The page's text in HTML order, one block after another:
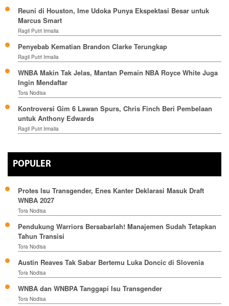
Reuni di Houston, Ime Udoka Punya Ekspektasi Besar untuk
Marcus Smart
Ragil Putri Irmalia
Penyebab Kematian Brandon Clarke Terungkap
Ragil Putri Irmalia
WNBA Makin Tak Jelas, Mantan Pemain NBA Royce White Juga
Ingin Mendaftar
Tora Nodisa
Kontroversi Gim 6 Lawan Spurs, Chris Finch Beri Pembelaan
untuk Anthony Edwards
Ragil Putri Irmalia
POPULER
Protes Isu Transgender, Enes Kanter Deklarasi Masuk Draft
WNBA 2027
Tora Nodisa
Pendukung Warriors Bersabarlah! Manajemen Sudah Tetapkan
Tahun Transisi
Tora Nodisa
Austin Reaves Tak Sabar Bertemu Luka Doncic di Slovenia
Tora Nodisa
WNBA dan WNBPA Tanggapi Isu Transgender
Tora Nodisa